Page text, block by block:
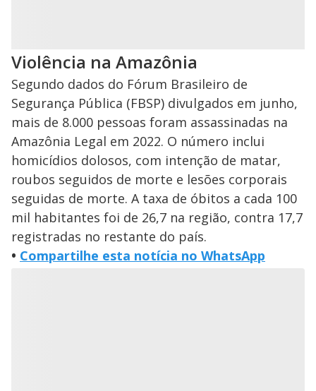
Violência na Amazônia
Segundo dados do Fórum Brasileiro de
Segurança Pública (FBSP) divulgados em junho,
mais de 8.000 pessoas foram assassinadas na
Amazônia Legal em 2022. O número inclui
homicídios dolosos, com intenção de matar,
roubos seguidos de morte e lesões corporais
seguidas de morte. A taxa de óbitos a cada 100
mil habitantes foi de 26,7 na região, contra 17,7
registradas no restante do país.
• Compartilhe esta notícia no WhatsApp